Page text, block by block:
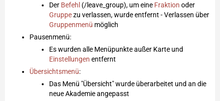
Der Befehl (/leave_group), um eine Fraktion oder
Gruppezu verlassen, wurde entfernt - Verlassen über
Gruppenmenü möglich
Pausenmenü:
Es wurden alle Menüpunkte außer Karte und
Einstellungen entfernt
Übersichtsmenü:
Das Menü "Übersicht" wurde überarbeitet und an die
neue Akademie angepasst